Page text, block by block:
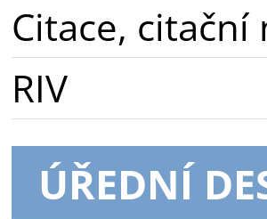
Citace, citační
RIV
ÚŘEDNÍ